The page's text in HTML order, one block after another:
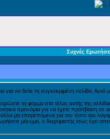
Συχνές
για να δείτε τη συγκεκριμένη σελίδα.
τη φόρμα στο τέλος αυτής της
προνόμια για να έχετε πρόσβαση
άλλα μη επιτρεπόμενα για τον τύπο του
μήνυμα, ο διαχειριστής ίσως έχει